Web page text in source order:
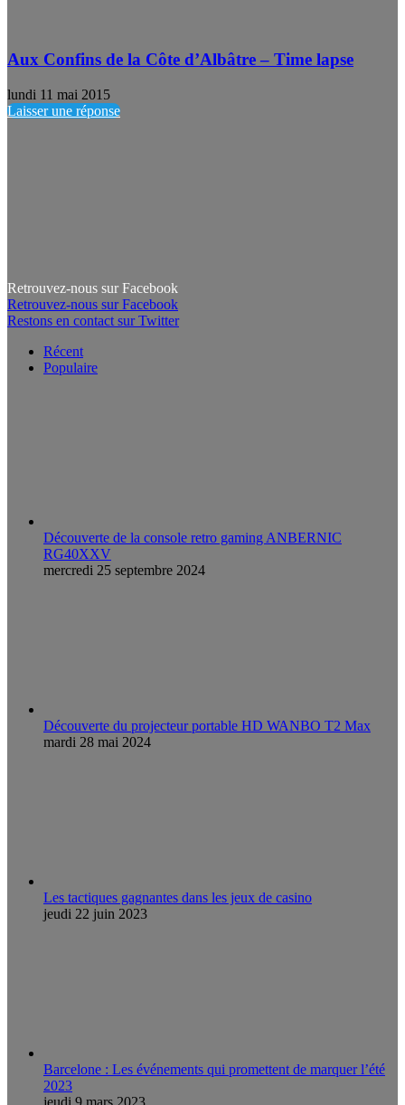
Aux Confins de la Côte d’Albâtre – Time lapse
lundi 11 mai 2015
Laisser une réponse
Retrouvez-nous sur Facebook
Retrouvez-nous sur Facebook
Restons en contact sur Twitter
Récent
Populaire
Découverte de la console retro gaming ANBERNIC
RG40XXV
mercredi 25 septembre 2024
Découverte du projecteur portable HD WANBO T2 Max
mardi 28 mai 2024
Les tactiques gagnantes dans les jeux de casino
jeudi 22 juin 2023
Barcelone : Les événements qui promettent de marquer l’été
2023
jeudi 9 mars 2023